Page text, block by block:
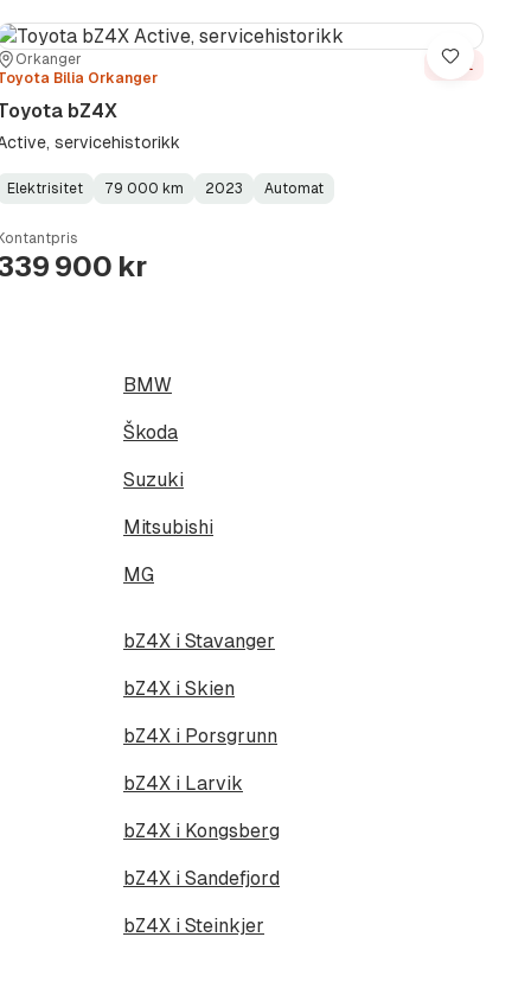
Sted:
Orkanger
Forhandler:
Bilia Orkanger
Solgt
bZ4X
servicehistorikk
Fuel
Elektrisitet
Kilometerstand:
79 000 km
Model
2023
Gearbox
Automat
900 kr
Lagre
BMW
Škoda
Suzuki
Mitsubishi
MG
bZ4X i Stavanger
bZ4X i Skien
bZ4X i Porsgrunn
bZ4X i Larvik
bZ4X i Kongsberg
bZ4X i Sandefjord
bZ4X i Steinkjer